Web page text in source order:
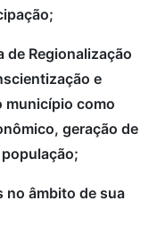
de Regionalização
e
município como
geração de
no âmbito de sua